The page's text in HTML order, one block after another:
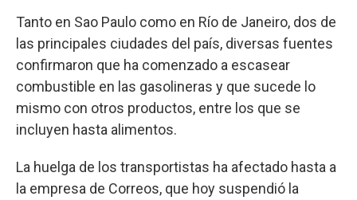
Tanto en Sao Paulo como en Río de Janeiro, dos de
las principales ciudades del país, diversas fuentes
confirmaron que ha comenzado a escasear
combustible en las gasolineras y que sucede lo
mismo con otros productos, entre los que se
incluyen hasta alimentos.
La huelga de los transportistas ha afectado hasta a
la empresa de Correos, que hoy suspendió la